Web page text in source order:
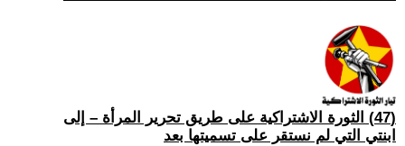
(47) الثورة الاشتراكية على طريق تحرير المرأة – إلى
ابنتي التي لم نستقر على تسميتها بعد